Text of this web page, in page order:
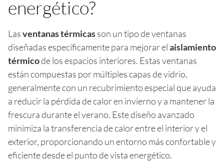
energético?
Lasventanas térmicasson un tipo de ventanas
diseñadas específicamente para mejorar elaislamiento
térmicode los espacios interiores. Estas ventanas
están compuestas por múltiples capas de vidrio,
generalmente con un recubrimiento especial que ayuda
a reducir la pérdida de calor en invierno y a mantener la
frescura durante el verano. Este diseño avanzado
minimiza la transferencia de calor entre el interior y el
exterior, proporcionando un entorno más confortable y
eficiente desde el punto de vista energético.